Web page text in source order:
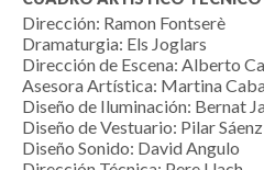
Dirección: Ramon Fontserè
Dramaturgia: Els Joglars
Dirección de Escena: Alberto
Asesora Artística: Martina
Diseño de Iluminación: Bernat
Diseño de Vestuario: Pilar Sáenz
Diseño Sonido: David Angulo